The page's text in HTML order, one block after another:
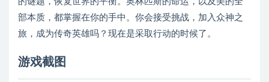
部本质，都掌握在你的手中。你会接受挑战，加入众神之
旅，成为传奇英雄吗？现在是采取行动的时候了。
游戏截图